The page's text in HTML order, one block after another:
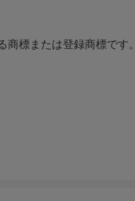
標または登録商標です。